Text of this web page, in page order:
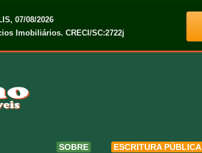
07/08/2026
Imobiliários. CRECI/SC:2722j
SOBRE ESCRITURA PÚBLICA